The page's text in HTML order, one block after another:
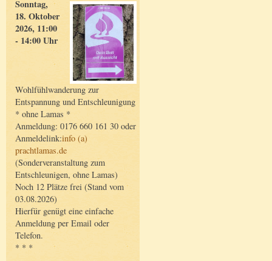
Sonntag,
18. Oktober
2026, 11:00
- 14:00 Uhr
Wohlfühlwanderung zur
Entspannung und Entschleunigung
* ohne Lamas *
Anmeldung: 0176 660 161 30 oder
Anmeldelink:info (a)
prachtlamas.de
(Sonderveranstaltung zum
Entschleunigen, ohne Lamas)
Noch 12 Plätze frei (Stand vom
03.08.2026)
Hierfür genügt eine einfache
Anmeldung per Email oder
Telefon.
* * *